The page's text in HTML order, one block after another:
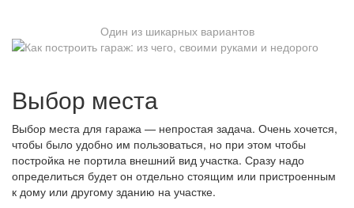
Один из шикарных вариантов
Выбор места
Выбор места для гаража — непростая задача. Очень хочется,
чтобы было удобно им пользоваться, но при этом чтобы
постройка не портила внешний вид участка. Сразу надо
определиться будет он отдельно стоящим или пристроенным
к дому или другому зданию на участке.